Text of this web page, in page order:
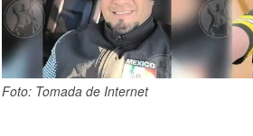
Foto: Tomada de Internet